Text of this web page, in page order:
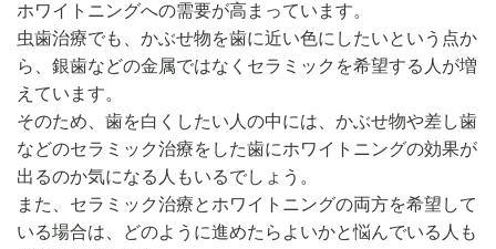
ホワイトニングへの需要が高まっています。
虫歯治療でも、かぶせ物を歯に近い色にしたいという点か
ら、銀歯などの金属ではなくセラミックを希望する人が増
えています。
そのため、歯を白くしたい人の中には、かぶせ物や差し歯
などのセラミック治療をした歯にホワイトニングの効果が
出るのか気になる人もいるでしょう。
また、セラミック治療とホワイトニングの両方を希望して
いる場合は、どのように進めたらよいかと悩んでいる人も